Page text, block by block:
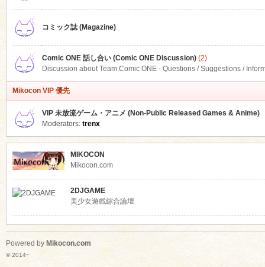
コミック誌 (Magazine)
Comic ONE 話し合い (Comic ONE Discussion)(2)
Discussion about Team.Comic ONE - Questions / Suggestions /
Mikocon VIP 優先
VIP 未放流ゲーム・アニメ (Non-Public Released Games & Anime)
Moderators: trenx
MIKOCON
Mikocon.com
2DJGAME
美少女遊戲綜合論壇
Powered by Mikocon.com
© 2014~